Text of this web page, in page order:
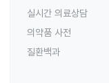
실시간 의료상담
의약품 사전
질환백과